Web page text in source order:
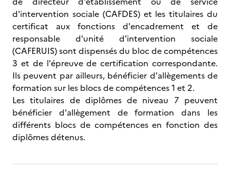
d'intervention sociale (CAFDES) et les titulaires du
certificat aux fonctions d'encadrement et de
responsable d'unité d'intervention sociale
(CAFERUIS) sont dispensés du bloc de compétences
3 et de l'épreuve de certification correspondante.
Ils peuvent par ailleurs, bénéficier d'allègements de
formation sur les blocs de compétences 1 et 2.
Les titulaires de diplômes de niveau 7 peuvent
bénéficier d'allègement de formation dans les
différents blocs de compétences en fonction des
diplômes détenus.